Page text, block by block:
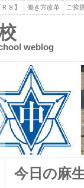
８】 働き方改革 ご挨
weblog
今日の麻